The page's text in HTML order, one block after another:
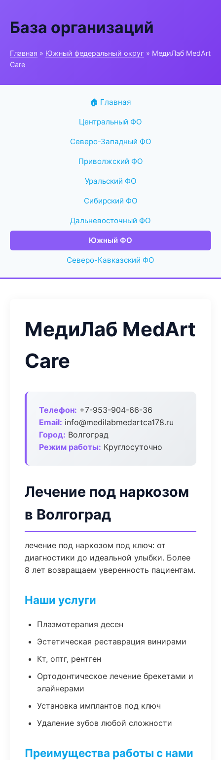
База организаций
Главная » Южный федеральный округ » МедиЛаб MedArt
Care
🏠 Главная
Центральный ФО
Северо-Западный ФО
Приволжский ФО
Уральский ФО
Сибирский ФО
Дальневосточный ФО
Южный ФО
Северо-Кавказский ФО
МедиЛаб MedArt
Care
Телефон: +7-953-904-66-36
Email: info@medilabmedartca178.ru
Город: Волгоград
Режим работы: Круглосуточно
Лечение под наркозом
в Волгоград
лечение под наркозом под ключ: от
диагностики до идеальной улыбки. Более
8 лет возвращаем уверенность пациентам.
Наши услуги
Плазмотерапия десен
Эстетическая реставрация винирами
Кт, оптг, рентген
Ортодонтическое лечение брекетами и
элайнерами
Установка имплантов под ключ
Удаление зубов любой сложности
Преимущества работы с нами